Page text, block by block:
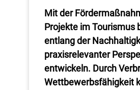
Mit der
Projekte im Tourismus
entlang der
praxisrelevanter
entwickeln. Durch
Wettbewerbsfähigkeit